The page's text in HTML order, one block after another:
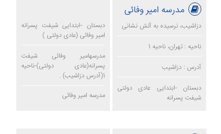
مدرسه امیر وفائی
دزاشیب، نرسیده به آتش نشانی
ناحیه : تهران، ناحیه 1
آدرس : دزاشیب
دبستان -ابتدایی عادی دولتی
شیفت پسرانه
دبستان -ابتدایی شیفت پسرانه
امیر وفائی (عادی دولتی )
مدرسهامیر وفائی شیفت
پسرانه(عادی دولتی)-ناحیه
1(آدرس دزاشیب) .
مدرسه امیر وفائی